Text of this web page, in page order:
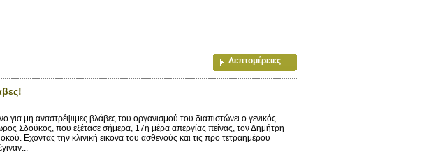
Λεπτομέρειες
αναστρέψιμες βλάβες του οργανισμού του διαπιστώνει ο γενικός
Σδούκος, που εξέτασε σήμερα, 17η μέρα απεργίας πείνας, τον Δημήτρη
Εχοντας την κλινική εικόνα του ασθενούς και τις προ τετραημέρου